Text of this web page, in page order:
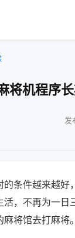
将机程序
发
条件越来越好
活，不再为一
将馆去打麻将